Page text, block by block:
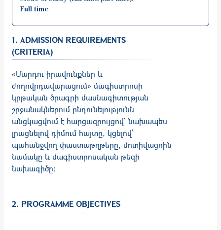
Full time
1. ADMISSION REQUIREMENTS
(CRITERIA)
«Մարդու իրավունքներ և
ժողովրդավարացում» մագիստրոսի
կրթական ծրագրի մասնագիտության
շրջանակներում ընդունելությունն
անցկացվում է հարցազրույցով` նախապես
լրացնելով դիմում հայտը, կցելով`
պահանջվող փաստաթղթերը, մոտիվացոին
նամակը և մագիստրոսական թեզի
նախագիծը:
2. PROGRAMME OBJECTIVES